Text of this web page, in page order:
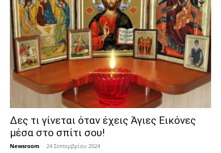
Δες τι γίνεται όταν έχεις Άγιες Εικόνες
μέσα στο σπίτι σου!
Newsroom - 24 Σεπτεμβρίου 2024